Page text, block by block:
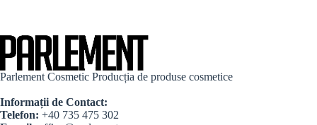
Parlement Cosmetic Producția de produse cosmetice
Informații de Contact:
Telefon: +40 735 475 302